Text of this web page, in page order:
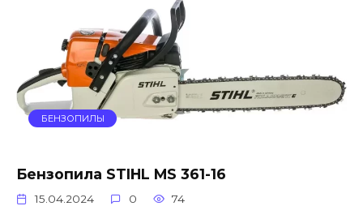
БЕНЗОПИЛЫ
Бензопила STIHL MS 361-16
15.04.2024 0 74